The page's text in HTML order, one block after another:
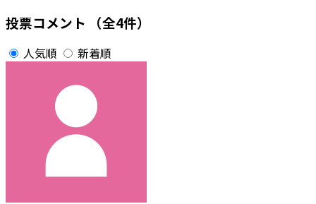
投票コメント （全4件）
人気順 新着順